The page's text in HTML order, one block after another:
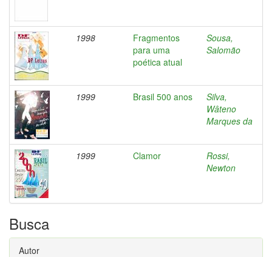
1998
Fragmentos
para uma
poética atual
Sousa,
Salomão
1999 Brasil 500 anos
Silva,
Wâteno
Marques da
1999 Clamor
Rossi,
Newton
Busca
Autor